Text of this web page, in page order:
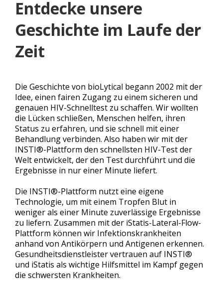
Entdecke unsere
Geschichte im Laufe der
Zeit
Die Geschichte von bioLytical begann 2002 mit der
Idee, einen fairen Zugang zu einem sicheren und
genauen HIV-Schnelltest zu schaffen. Wir wollten
die Lücken schließen, Menschen helfen, ihren
Status zu erfahren, und sie schnell mit einer
Behandlung verbinden. Also haben wir mit der
INSTI®-Plattform den schnellsten HIV-Test der
Welt entwickelt, der den Test durchführt und die
Ergebnisse in nur einer Minute liefert.
Die INSTI®-Plattform nutzt eine eigene
Technologie, um mit einem Tropfen Blut in
weniger als einer Minute zuverlässige Ergebnisse
zu liefern. Zusammen mit der iStatis-Lateral-Flow-
Plattform können wir Infektionskrankheiten
anhand von Antikörpern und Antigenen erkennen.
Gesundheitsdienstleister vertrauen auf INSTI®
und iStatis als wichtige Hilfsmittel im Kampf gegen
die schwersten Krankheiten.